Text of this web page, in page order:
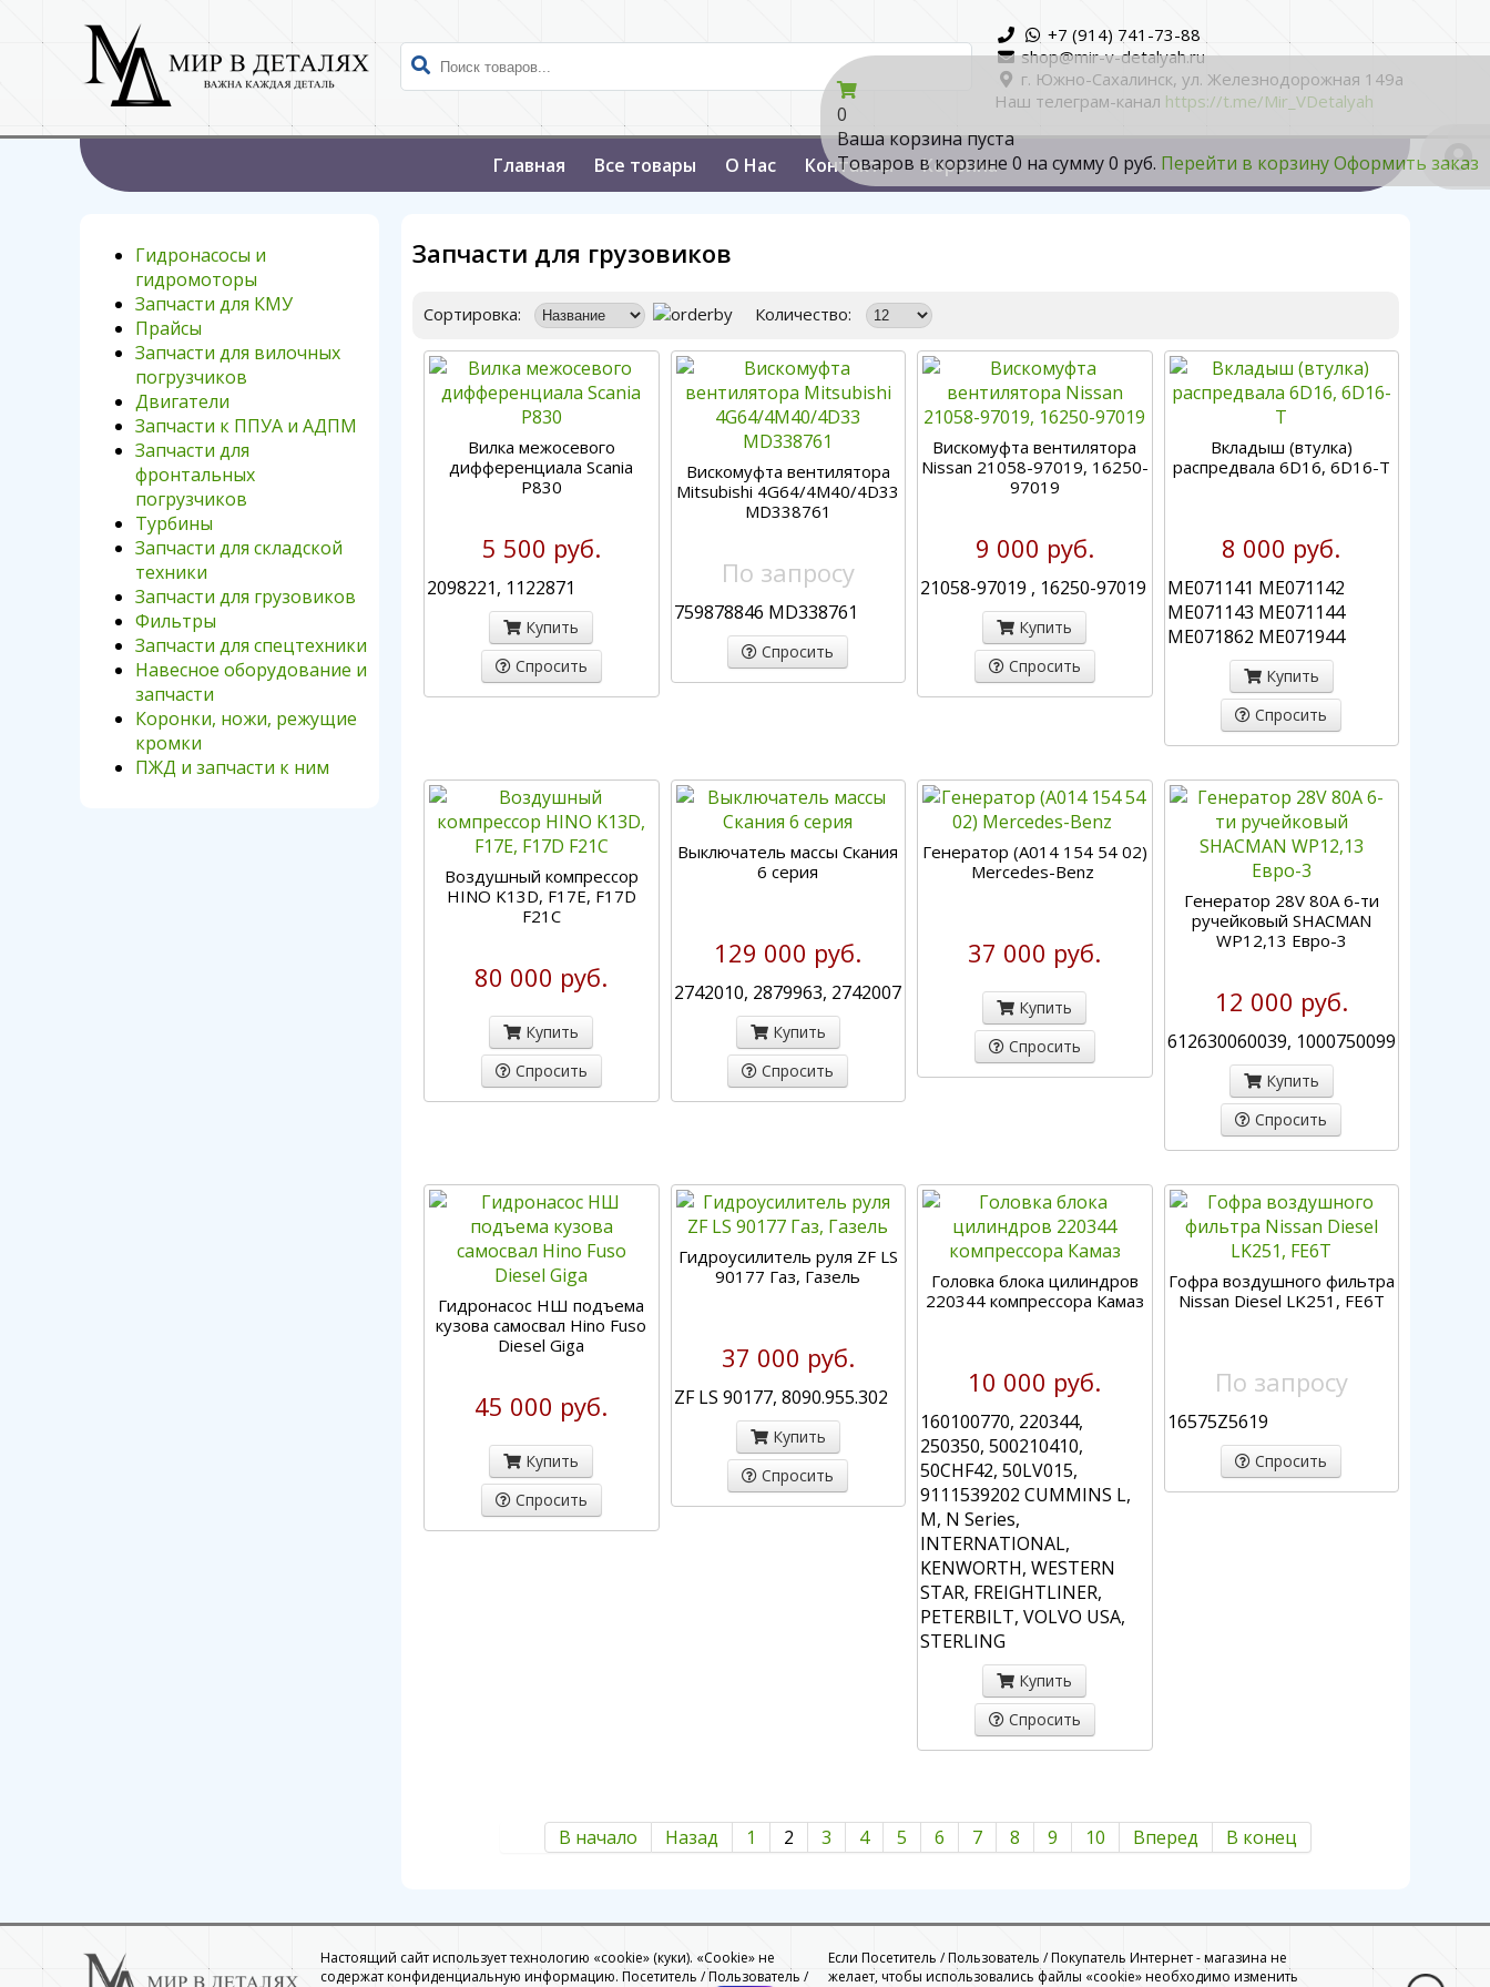
0
Ваша корзина пуста
Товаров в корзине 0 на сумму0 руб. Перейти в корзинуОформить заказ
+7 (914) 741-73-88
shop@mir-v-detalyah.ru
г. Южно-Сахалинск, ул. Железнодорожная 149а
Наш телеграм-канал https://t.me/Mir_VDetalyah
Главная Все товары О Нас Контакты Корзина
Гидронасосы и
гидромоторы
Запчасти для КМУ
Прайсы
Запчасти для вилочных
погрузчиков
Двигатели
Запчасти к ППУА и АДПМ
Запчасти для
фронтальных
погрузчиков
Турбины
Запчасти для складской
техники
Запчасти для грузовиков
Фильтры
Запчасти для спецтехники
Навесное оборудование и
запчасти
Коронки, ножи, режущие
кромки
ПЖД и запчасти к ним
Запчасти для грузовиков
Сортировка: Количество:
Вилка межосевого
дифференциала Scania
P830
5 500 руб.
2098221, 1122871
Купить
Спросить
Вискомуфта вентилятора
Mitsubishi 4G64/4M40/4D33
MD338761
По запросу
759878846 MD338761
Спросить
Вискомуфта вентилятора
Nissan 21058-97019, 16250-
97019
9 000 руб.
21058-97019 , 16250-97019
Купить
Спросить
Вкладыш (втулка)
распредвала 6D16, 6D16-T
8 000 руб.
ME071141 ME071142
ME071143 ME071144
ME071862 ME071944
Купить
Спросить
Воздушный компрессор
HINO K13D, F17E, F17D
F21C
80 000 руб.
Купить
Спросить
Выключатель массы Скания
6 серия
129 000 руб.
2742010, 2879963, 2742007
Купить
Спросить
Генератор (A014 154 54 02)
Mercedes-Benz
37 000 руб.
Купить
Спросить
Генератор 28V 80A 6-ти
ручейковый SHACMAN
WP12,13 Евро-3
12 000 руб.
612630060039, 1000750099
Купить
Спросить
Гидронасос НШ подъема
кузова самосвал Hino Fuso
Diesel Giga
45 000 руб.
Купить
Спросить
Гидроусилитель руля ZF LS
90177 Газ, Газель
37 000 руб.
ZF LS 90177, 8090.955.302
Купить
Спросить
Головка блока цилиндров
220344 компрессора Камаз
10 000 руб.
160100770, 220344,
250350, 500210410,
50CHF42, 50LV015,
9111539202 CUMMINS L,
M, N Series,
INTERNATIONAL,
KENWORTH, WESTERN
STAR, FREIGHTLINER,
PETERBILT, VOLVO USA,
STERLING
Купить
Спросить
Гофра воздушного фильтра
Nissan Diesel LK251, FE6T
По запросу
16575Z5619
Спросить
В начало Назад 1 2 3 4 5 6 7 8 9 10 Вперед В конец
Настоящий сайт использует технологию «cookie» (куки). «Cookie» не
содержат конфиденциальную информацию. Посетитель / Пользователь /
Если Посетитель / Пользователь / Покупатель Интернет - магазина не
желает, чтобы использовались файлы «cookie» необходимо изменить